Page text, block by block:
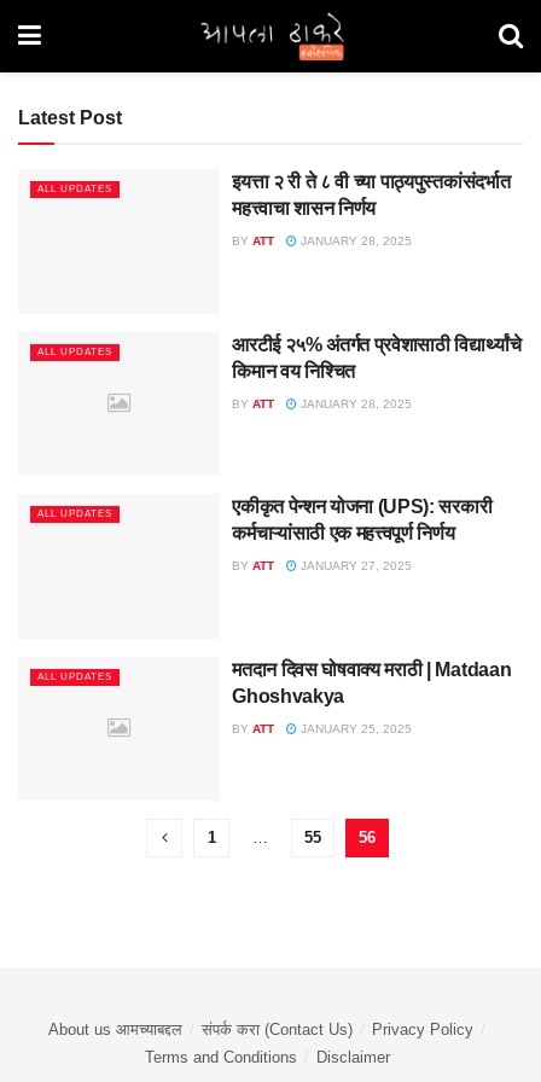
Latest Post
ALL UPDATES
इयत्ता २ री ते ८ वी च्या पाठ्यपुस्तकांसंदर्भात
महत्त्वाचा शासन निर्णय
BY ATT JANUARY 28, 2025
ALL UPDATES
आरटीई २५% अंतर्गत प्रवेशासाठी विद्यार्थ्यांचे
किमान वय निश्चित
BY ATT JANUARY 28, 2025
ALL UPDATES
एकीकृत पेन्शन योजना (UPS): सरकारी
कर्मचाऱ्यांसाठी एक महत्त्वपूर्ण निर्णय
BY ATT JANUARY 27, 2025
ALL UPDATES
मतदान दिवस घोषवाक्य मराठी | Matdaan
Ghoshvakya
BY ATT JANUARY 25, 2025
1 … 55 56
About us आमच्याबद्दल संपर्क करा (Contact Us)
Privacy Policy
Terms and Conditions
Disclaimer